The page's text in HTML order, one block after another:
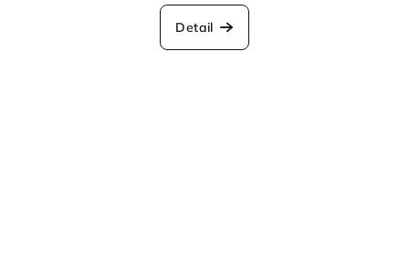
Detail